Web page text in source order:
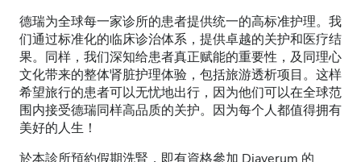
德瑞为全球每一家诊所的患者提供统一的高标准护理。我
们通过标准化的临床诊治体系，提供卓越的关护和医疗结
果。同样，我们深知给患者真正赋能的重要性，及同理心
文化带来的整体肾脏护理体验，包括旅游透析项目。这样
希望旅行的患者可以无忧地出行，因为他们可以在全球范
围内接受德瑞同样高品质的关护。因为每个人都值得拥有
美好的人生！